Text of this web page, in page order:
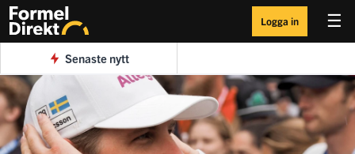
☰
Logga in
Senaste nytt